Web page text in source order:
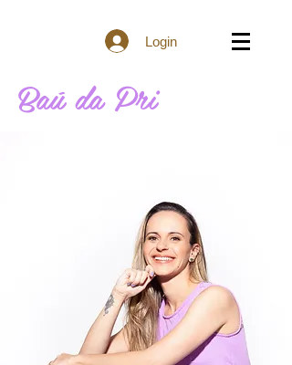
Login
Baú da Pri